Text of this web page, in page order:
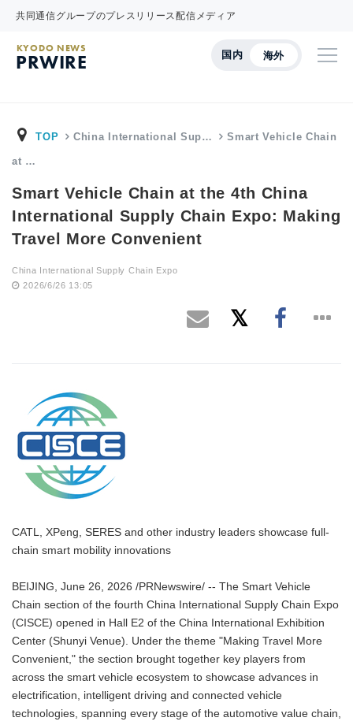
共同通信グループのプレスリリース配信メディア
国内 海外
KYODO NEWS
PRWIRE
TOP China International Sup… Smart Vehicle Chain
at …
Smart Vehicle Chain at the 4th China
International Supply Chain Expo: Making
Travel More Convenient
China International Supply Chain Expo
2026/6/26 13:05
CATL, XPeng, SERES and other industry leaders showcase full-
chain smart mobility innovations
BEIJING, June 26, 2026 /PRNewswire/ -- The Smart Vehicle
Chain section of the fourth China International Supply Chain Expo
(CISCE) opened in Hall E2 of the China International Exhibition
Center (Shunyi Venue). Under the theme "Making Travel More
Convenient," the section brought together key players from
across the smart vehicle ecosystem to showcase advances in
electrification, intelligent driving and connected vehicle
technologies, spanning every stage of the automotive value chain,